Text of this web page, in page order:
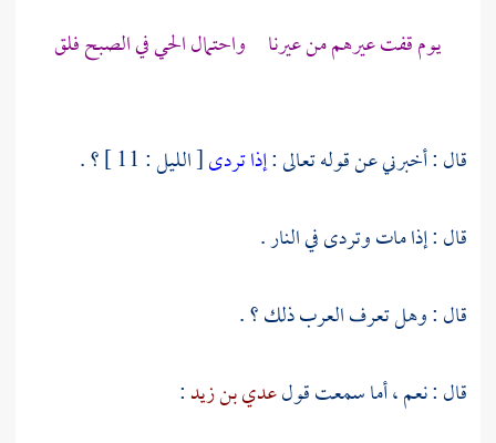
يوم قفت عيرهم من عيرنا واحتمال الحي في الصبح فلق
قال : أخبرني عن قوله تعالى :إذا تردى[ الليل : 11 ] ؟ .
قال : إذا مات وتردى في النار .
قال : وهل تعرف العرب ذلك ؟ .
قال : نعم ، أما سمعت قولعدي بن زيد: